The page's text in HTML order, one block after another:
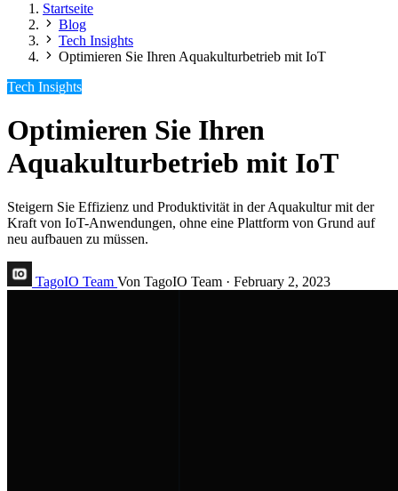
Startseite
Blog
Tech Insights
Optimieren Sie Ihren Aquakulturbetrieb mit IoT
Tech Insights
Optimieren Sie Ihren
Aquakulturbetrieb mit IoT
Steigern Sie Effizienz und Produktivität in der Aquakultur mit der
Kraft von IoT-Anwendungen, ohne eine Plattform von Grund auf
neu aufbauen zu müssen.
TagoIO Team Von TagoIO Team · February 2, 2023